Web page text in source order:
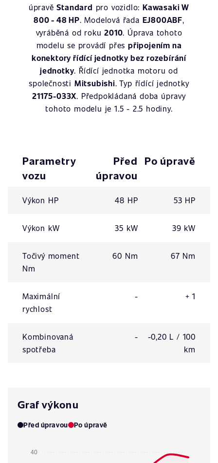
úpravěStandard pro vozidlo:Kawasaki W
800 - 48 HP. Modelová řada EJ800ABF,
vyráběná od roku2010. Úprava tohoto
modelu se provádí přes připojením na
konektory řídící jednotky bez rozebírání
jednotky. Řídící jednotka motoru od
společnosti Mitsubishi. Typ řídící jednotky
21175-033X. Předpokládaná doba úpravy
tohoto modelu je 1.5 - 2.5 hodiny.
Parametry
vozu
Před
úpravou
Po úpravě
Výkon HP 48 HP 53 HP
Výkon kW 35 kW 39 kW
Točivý moment
Nm
60 Nm 67 Nm
Maximální
rychlost
- + 1
Kombinovaná
spotřeba
-
-0,20 L / 100
km
Graf výkonu
Před úpravou Po úpravě
40